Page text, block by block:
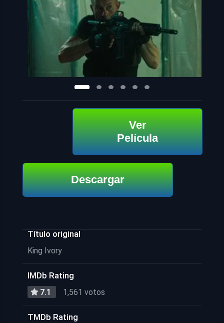
Ver
Película
Descargar
Título original
King Ivory
IMDb Rating
7.1 1,561 votos
TMDb Rating